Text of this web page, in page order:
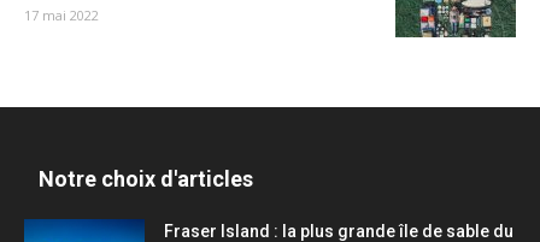
17 mai 2022
Notre choix d'articles
Fraser Island : la plus grande île de sable du